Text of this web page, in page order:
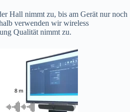
Hall nimmt zu, bis am Gerät nur noch
verwenden wir wireless
Qualität nimmt zu.